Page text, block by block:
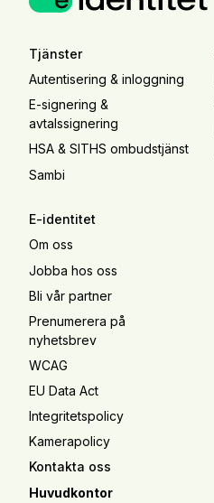
Tjänster
Autentisering & inloggning
E-signering &
avtalssignering
HSA & SITHS ombudstjänst
Sambi
E-identitet
Om oss
Jobba hos oss
Bli vår partner
Prenumerera på
nyhetsbrev
WCAG
EU Data Act
Integritetspolicy
Kamerapolicy
Kontakta oss
Huvudkontor